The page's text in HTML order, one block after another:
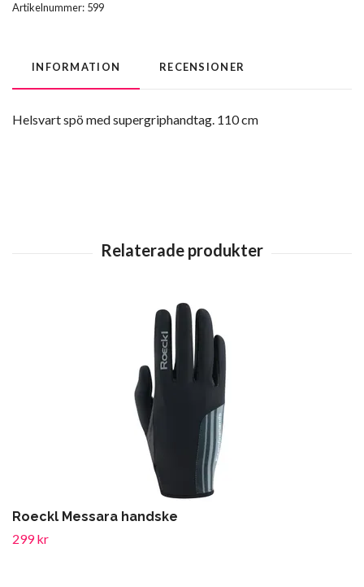
Artikelnummer: 599
INFORMATION RECENSIONER
Helsvart spö med supergriphandtag. 110 cm
Roeckl Messara handske
299 kr